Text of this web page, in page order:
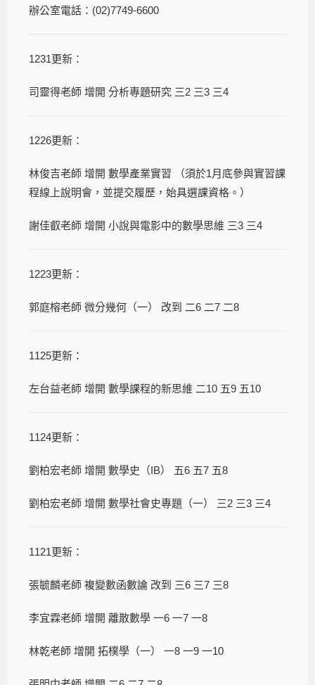
辦公室電話：(02)7749-6600
1231更新：
司靈得老師 增開 分析專題研究 三2 三3 三4
1226更新：
林俊吉老師 增開 數學產業實習 （須於1月底參與實習課
程線上說明會，並提交履歷，始具選課資格。）
謝佳叡老師 增開 小說與電影中的數學思維 三3 三4
1223更新：
郭庭榕老師 微分幾何（一） 改到 二6 二7 二8
1125更新：
左台益老師 增開 數學課程的新思維 二10 五9 五10
1124更新：
劉柏宏老師 增開 數學史（IB） 五6 五7 五8
劉柏宏老師 增開 數學社會史專題（一） 三2 三3 三4
1121更新：
張毓麟老師 複變數函數論 改到 三6 三7 三8
李宜霖老師 增開 離散數學 一6 一7 一8
林乾老師 增開 拓樸學（一） 一8 一9 一10